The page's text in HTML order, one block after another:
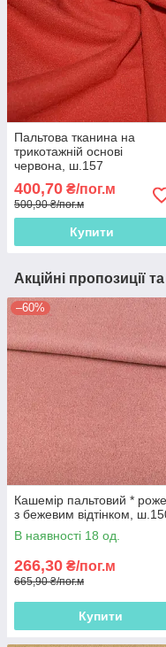
Пальтова тканина на
трикотажній основі
червона, ш.157
400,70 ₴/пог.м
500,90 ₴/пог.м
Купити
Акційні пропозиції
–60%
Кашемір пальтовий *
з бежевим відтінком,
В наявності 18 од.
266,30 ₴/пог.м
665,90 ₴/пог.м
Купити